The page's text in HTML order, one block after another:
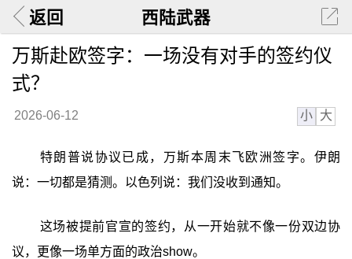
返回 西陆武器
万斯赴欧签字：一场没有对手的签约仪
式？
2026-06-12 小 大
特朗普说协议已成，万斯本周末飞欧洲签字。伊朗
说：一切都是猜测。以色列说：我们没收到通知。
这场被提前官宣的签约，从一开始就不像一份双边协
议，更像一场单方面的政治show。